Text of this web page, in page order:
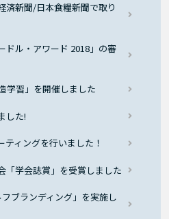
済新聞/日本食糧新聞で取り
ドル・アワード 2018」の審
学習」を開催しました
した!
ィングを行いました！
「学会誌賞」を受賞しました
ブランディング」を実施し